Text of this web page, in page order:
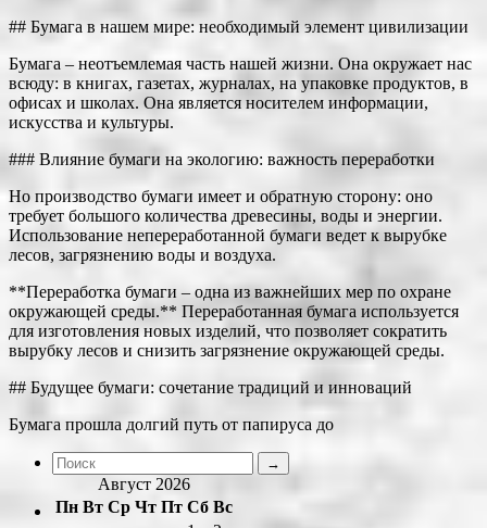
## Бумага в нашем мире: необходимый элемент цивилизации
Бумага – неотъемлемая часть нашей жизни. Она окружает нас
всюду: в книгах, газетах, журналах, на упаковке продуктов, в
офисах и школах. Она является носителем информации,
искусства и культуры.
### Влияние бумаги на экологию: важность переработки
Но производство бумаги имеет и обратную сторону: оно
требует большого количества древесины, воды и энергии.
Использование непереработанной бумаги ведет к вырубке
лесов, загрязнению воды и воздуха.
**Переработка бумаги – одна из важнейших мер по охране
окружающей среды.** Переработанная бумага используется
для изготовления новых изделий, что позволяет сократить
вырубку лесов и снизить загрязнение окружающей среды.
## Будущее бумаги: сочетание традиций и инноваций
Бумага прошла долгий путь от папируса до
Август 2026
Пн Вт Ср Чт Пт Сб Вс